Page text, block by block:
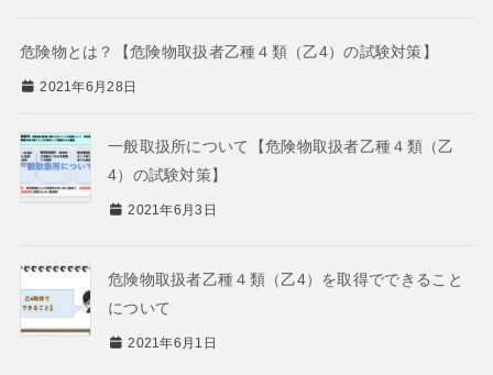
危険物とは？【危険物取扱者乙種４類（乙4）の試験対策】
2021年6月28日
一般取扱所について【危険物取扱者乙種４類（乙
4）の試験対策】
2021年6月3日
危険物取扱者乙種４類（乙4）を取得でできること
について
2021年6月1日